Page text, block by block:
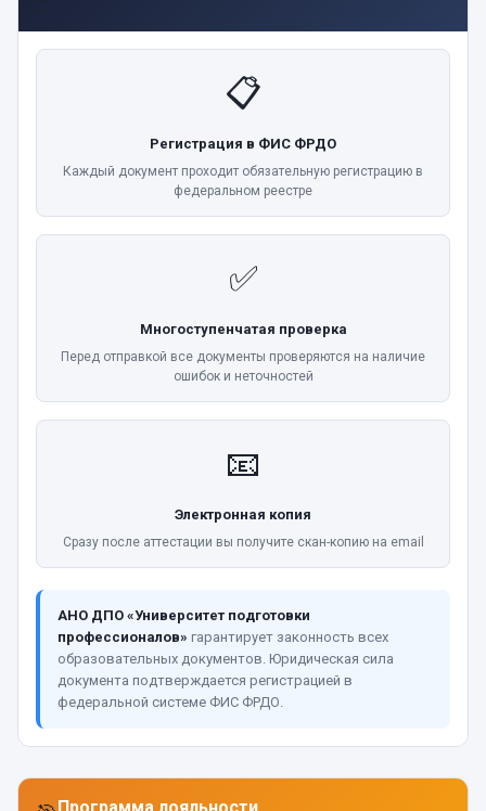
📋
Регистрация в ФИС ФРДО
Каждый документ проходит обязательную регистрацию в
федеральном реестре
✅
Многоступенчатая проверка
Перед отправкой все документы проверяются на наличие
ошибок и неточностей
📧
Электронная копия
Сразу после аттестации вы получите скан-копию на email
АНО ДПО «Университет подготовки
профессионалов» гарантирует законность всех
образовательных документов. Юридическая сила
документа подтверждается регистрацией в
федеральной системе ФИС ФРДО.